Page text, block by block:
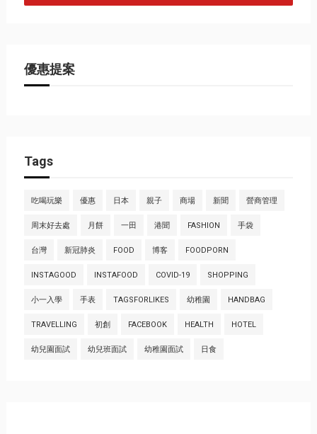
優惠提案
Tags
吃喝玩樂 優惠 日本 親子 商場 新聞 營商管理
周末好去處 月餅 一田 港聞 FASHION 手袋
台灣 新冠肺炎 FOOD 博客 FOODPORN
INSTAGOOD INSTAFOOD COVID-19 SHOPPING
小一入學 手表 TAGSFORLIKES 幼稚園 HANDBAG
TRAVELLING 初創 FACEBOOK HEALTH HOTEL
幼兒園面試 幼兒班面試 幼稚園面試 日食